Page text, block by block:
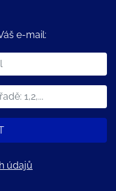
e-mail:
údajů